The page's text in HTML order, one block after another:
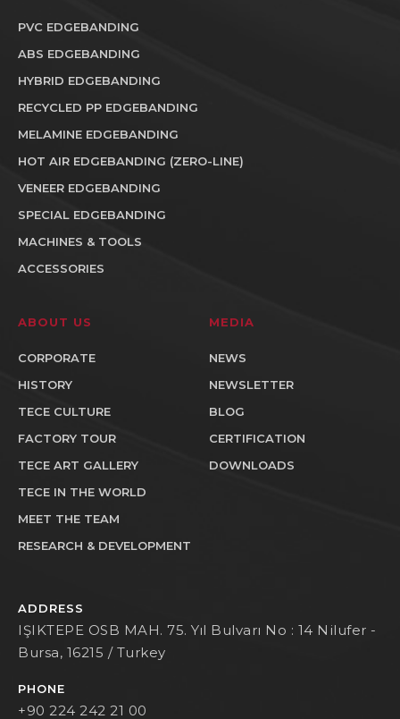
PVC EDGEBANDING
ABS EDGEBANDING
HYBRID EDGEBANDING
RECYCLED PP EDGEBANDING
MELAMINE EDGEBANDING
HOT AIR EDGEBANDING (ZERO-LINE)
VENEER EDGEBANDING
SPECIAL EDGEBANDING
MACHINES & TOOLS
ACCESSORIES
ABOUT US
CORPORATE
HISTORY
TECE CULTURE
FACTORY TOUR
TECE ART GALLERY
TECE IN THE WORLD
MEET THE TEAM
RESEARCH & DEVELOPMENT
MEDIA
NEWS
NEWSLETTER
BLOG
CERTIFICATION
DOWNLOADS
ADDRESS
IŞIKTEPE OSB MAH. 75. Yıl Bulvarı No : 14 Nilufer -
Bursa, 16215 / Turkey
PHONE
+90 224 242 21 00